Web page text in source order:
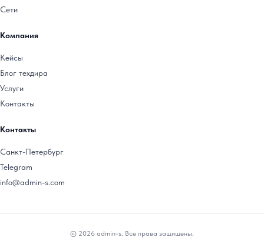
Сети
Компания
Кейсы
Блог техдира
Услуги
Контакты
Контакты
Санкт-Петербург
Telegram
info@admin-s.com
© 2026 admin-s. Все права защищены.